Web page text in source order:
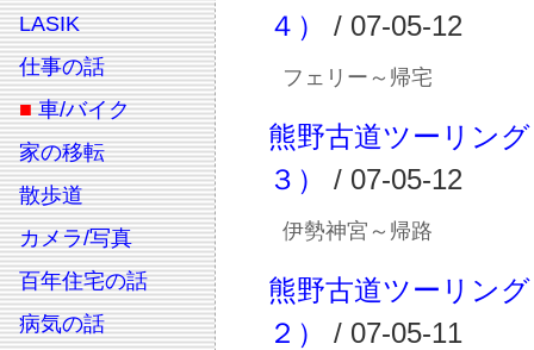
LASIK
仕事の話
■ 車/バイク
家の移転
散歩道
カメラ/写真
百年住宅の話
病気の話
４）
/ 07-05-12
フェリー～帰宅
熊野古道ツーリン
３）
/ 07-05-12
伊勢神宮～帰路
熊野古道ツーリン
２）
/ 07-05-11